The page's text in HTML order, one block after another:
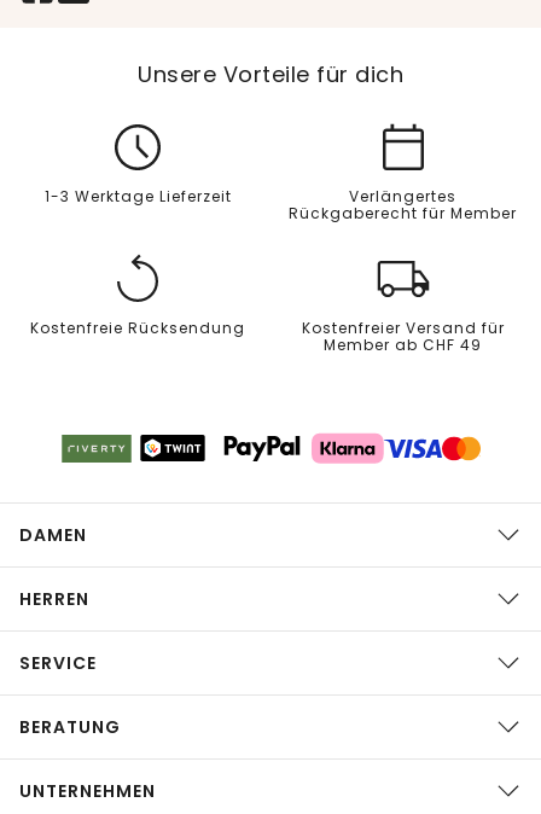
Unsere Vorteile für dich
1-3 Werktage Lieferzeit
Verlängertes
Rückgaberecht für Member
Kostenfreie Rücksendung
Kostenfreier Versand für
Member ab CHF 49
DAMEN
HERREN
SERVICE
BERATUNG
UNTERNEHMEN